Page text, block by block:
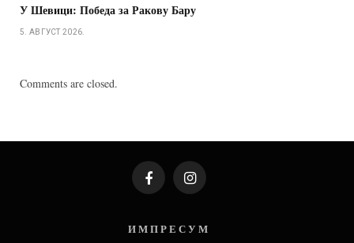
У Шевици: Победа за Ракову Бару
5. АВГУСТ 2026.
Comments are closed.
FacebookInstagram
И М П Р Е С У М